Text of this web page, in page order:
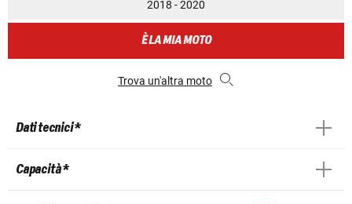
2018 - 2020
È LA MIA MOTO
Trova un'altra moto
Dati tecnici *
Capacità *